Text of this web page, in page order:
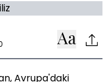
Avrupa'daki